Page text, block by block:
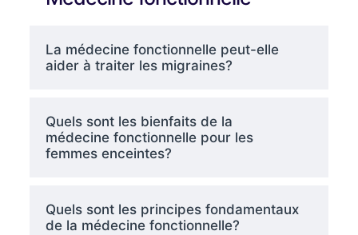
La médecine fonctionnelle peut-elle
aider à traiter les migraines?
Quels sont les bienfaits de la
médecine fonctionnelle pour les
femmes enceintes?
Quels sont les principes fondamentaux
de la médecine fonctionnelle?